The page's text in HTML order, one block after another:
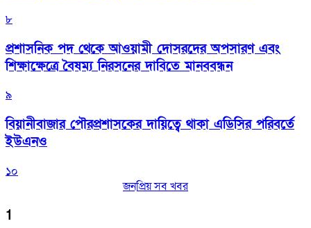
৮
প্রশাসনিক পদ থেকে আওয়ামী দোসরদের অপসারণ এবং
শিক্ষাক্ষেত্রে বৈষম্য নিরসনের দাবিতে মানববন্ধন
৯
বিয়ানীবাজার পৌরপ্রশাসকের দায়িত্বে থাকা এডিসির পরিবর্তে
ইউএনও
১০
জনপ্রিয় সব খবর
1